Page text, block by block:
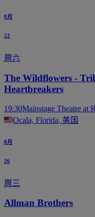
8月
22
周六
The Wildflowers -
Heartbreakers
19:30Mainstage Theatre at
Ocala, Florida, 美国
8月
26
周三
Allman Brothers